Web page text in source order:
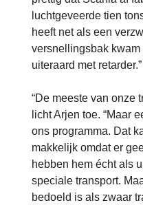
luchtgeveerde tien
heeft net als een
versnellingsbak
uiteraard met retarder.”
“De meeste van onze
licht Arjen toe. “Maar
ons programma. Dat
makkelijk omdat er
hebben hem écht als
speciale transport.
bedoeld is als zwaar